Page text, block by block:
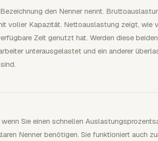
den Nenner nennt.
voller Kapazität. Nettoauslastung zeigt, wie
Zeit genutzt hat. Werden diese
unterausgelastet und ein anderer
Sie einen schnellen
Nenner benötigen. Sie funktioniert auch